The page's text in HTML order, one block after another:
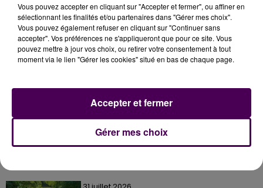
novembre, 7 et 8 décembre 2024.
Vous pouvez accepter en cliquant sur "Accepter et fermer", ou affiner en
sélectionnant les finalités et/ou partenaires dans "Gérer mes choix".
Vous pouvez également refuser en cliquant sur "Continuer sans
accepter". Vos préférences ne s'appliqueront que pour ce site. Vous
pouvez mettre à jour vos choix, ou retirer votre consentement à tout
moment via le lien "Gérer les cookies" situé en bas de chaque page.
Gérer mes choix
Accepter et fermer